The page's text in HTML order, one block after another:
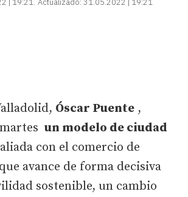
Óscar Puente ,
un modelo de ciudad
con el comercio de
avance de forma decisiva
sostenible, un cambio